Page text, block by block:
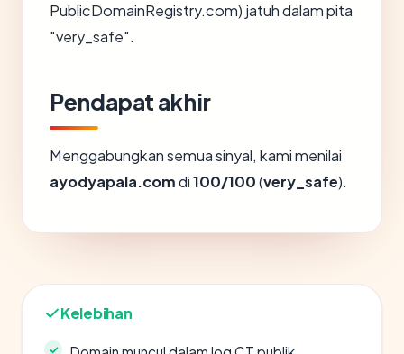
PublicDomainRegistry.com) jatuh dalam pita
"very_safe".
Pendapat akhir
Menggabungkan semua sinyal, kami menilai
ayodyapala.comdi100/100(very_safe).
Kelebihan